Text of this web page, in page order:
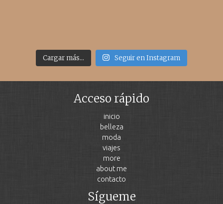
Cargar más... Seguir en Instagram
Acceso rápido
inicio
belleza
moda
viajes
more
about me
contacto
Sígueme